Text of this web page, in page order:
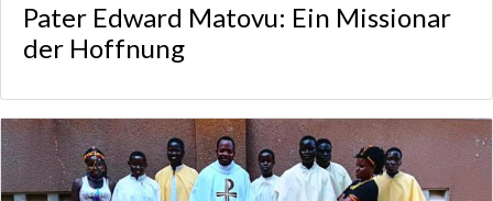
Pater Edward Matovu: Ein Missionar
der Hoffnung